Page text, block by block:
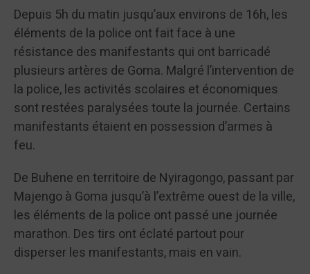
Depuis 5h du matin jusqu’aux environs de 16h, les
éléments de la police ont fait face à une
résistance des manifestants qui ont barricadé
plusieurs artères de Goma. Malgré l’intervention de
la police, les activités scolaires et économiques
sont restées paralysées toute la journée. Certains
manifestants étaient en possession d’armes à
feu.
De Buhene en territoire de Nyiragongo, passant par
Majengo à Goma jusqu’à l’extrême ouest de la ville,
les éléments de la police ont passé une journée
marathon. Des tirs ont éclaté partout pour
disperser les manifestants, mais en vain.